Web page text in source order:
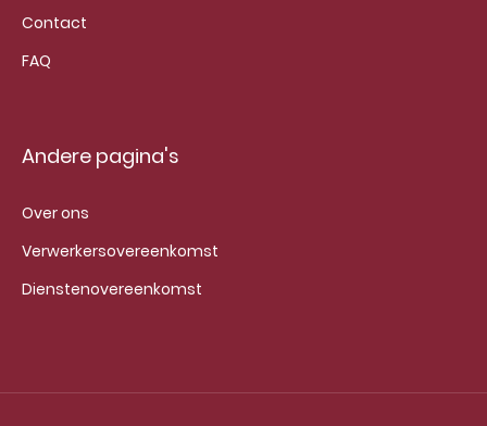
Contact
FAQ
Andere pagina's
Over ons
Verwerkersovereenkomst
Dienstenovereenkomst